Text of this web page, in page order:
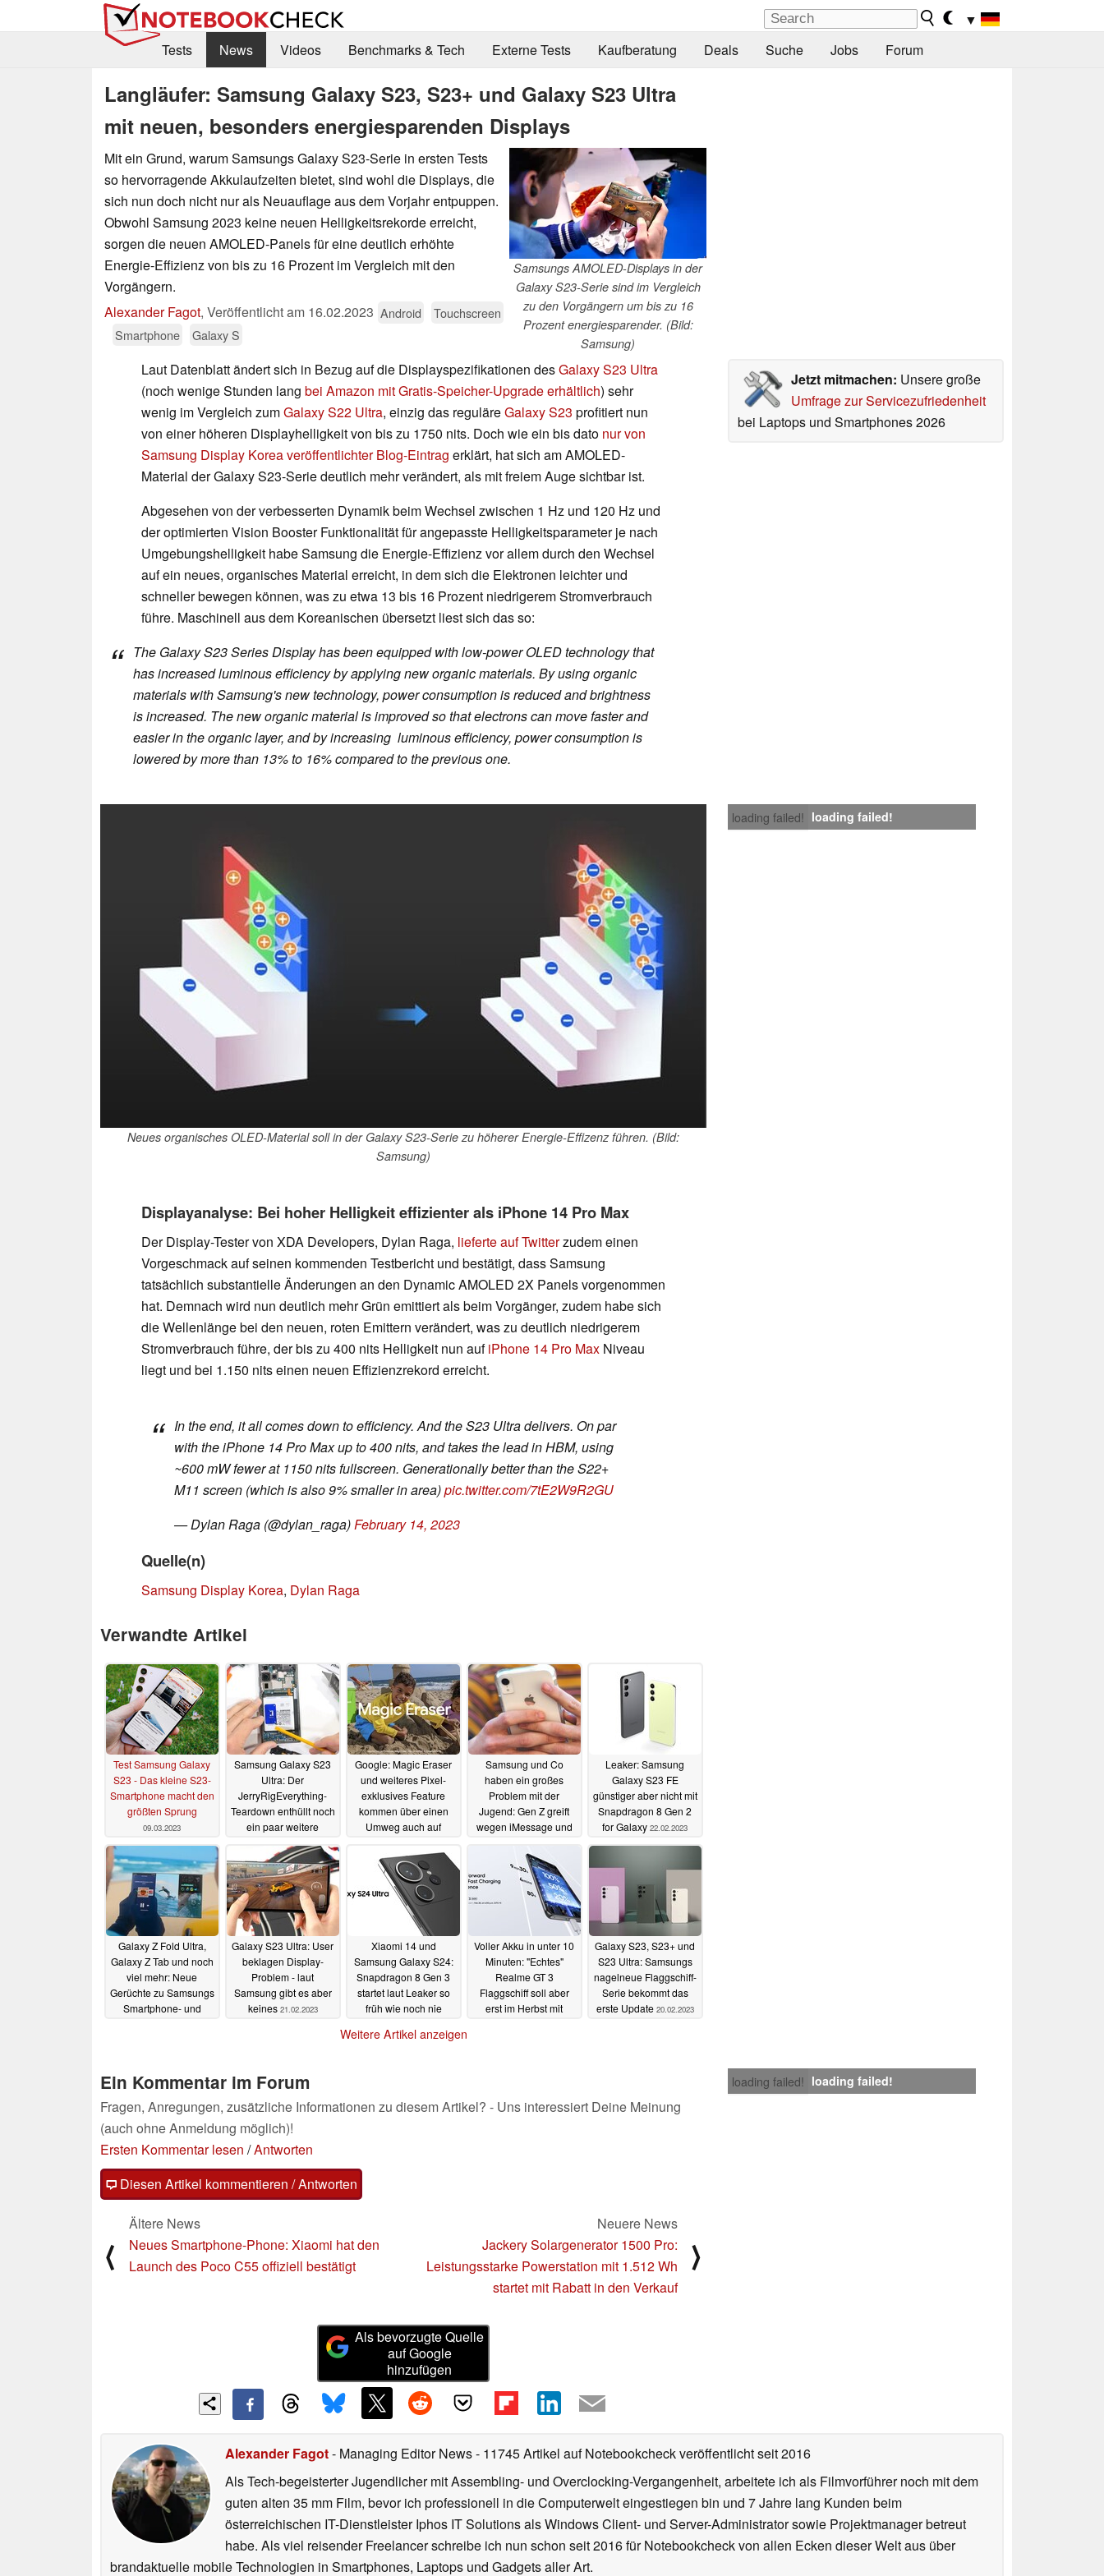
▼
Tests
News Videos Benchmarks & Tech Externe Tests Kaufberatung Deals Suche Jobs Forum
Langläufer: Samsung Galaxy S23, S23+ und Galaxy S23 Ultra
mit neuen, besonders energiesparenden Displays
Samsungs AMOLED-Displays in der
Galaxy S23-Serie sind im Vergleich
zu den Vorgängern um bis zu 16
Prozent energiesparender. (Bild:
Samsung)
Mit ein Grund, warum Samsungs Galaxy S23-Serie in ersten Tests
so hervorragende Akkulaufzeiten bietet, sind wohl die Displays, die
sich nun doch nicht nur als Neuauflage aus dem Vorjahr entpuppen.
Obwohl Samsung 2023 keine neuen Helligkeitsrekorde erreicht,
sorgen die neuen AMOLED-Panels für eine deutlich erhöhte
Energie-Effizienz von bis zu 16 Prozent im Vergleich mit den
Vorgängern.
Alexander Fagot, Veröffentlicht am 16.02.2023 Android
Touchscreen
Smartphone
Galaxy S
Jetzt mitmachen: Unsere große
Umfrage zur Servicezufriedenheit
bei Laptops und Smartphones 2026
Laut Datenblatt ändert sich in Bezug auf die Displayspezifikationen desGalaxy S23 Ultra
(noch wenige Stunden lang bei Amazon mit Gratis-Speicher-Upgrade erhältlich) sehr
wenig im Vergleich zumGalaxy S22 Ultra, einzig das reguläreGalaxy S23 profitiert nun
von einer höheren Displayhelligkeit von bis zu 1750 nits. Doch wie ein bis dato nur von
Samsung Display Korea veröffentlichter Blog-Eintrag erklärt, hat sich am AMOLED-
Material der Galaxy S23-Serie deutlich mehr verändert, als mit freiem Auge sichtbar ist.
Abgesehen von der verbesserten Dynamik beim Wechsel zwischen 1 Hz und 120 Hz und
der optimierten Vision Booster Funktionalität für angepasste Helligkeitsparameter je nach
Umgebungshelligkeit habe Samsung die Energie-Effizienz vor allem durch den Wechsel
auf ein neues, organisches Material erreicht, in dem sich die Elektronen leichter und
schneller bewegen können, was zu etwa 13 bis 16 Prozent niedrigerem Stromverbrauch
führe. Maschinell aus dem Koreanischen übersetzt liest sich das so:
The Galaxy S23 Series Display has been equipped with low-power OLED technology that
has increased luminous efficiency by applying new organic materials. By using organic
materials with Samsung's new technology, power consumption is reduced and brightness
is increased. The new organic material is improved so that electrons can move faster and
easier in the organic layer, and by increasing luminous efficiency, power consumption is
lowered by more than 13% to 16% compared to the previous one.
loading failed! loading failed!
Neues organisches OLED-Material soll in der Galaxy S23-Serie zu höherer Energie-Effizenz führen. (Bild:
Samsung)
Displayanalyse: Bei hoher Helligkeit effizienter als iPhone 14 Pro Max
Der Display-Tester von XDA Developers, Dylan Raga, lieferte auf Twitterzudem einen
Vorgeschmack auf seinen kommenden Testbericht und bestätigt, dass Samsung
tatsächlich substantielle Änderungen an den Dynamic AMOLED 2X Panels vorgenommen
hat. Demnach wird nun deutlich mehr Grün emittiert als beim Vorgänger, zudem habe sich
die Wellenlänge bei den neuen, roten Emittern verändert, was zu deutlich niedrigerem
Stromverbrauch führe, der bis zu 400 nits Helligkeit nun aufiPhone 14 Pro Max Niveau
liegt und bei 1.150 nits einen neuen Effizienzrekord erreicht.
In the end, it all comes down to efficiency. And the S23 Ultra delivers. On par
with the iPhone 14 Pro Max up to 400 nits, and takes the lead in HBM, using
~600 mW fewer at 1150 nits fullscreen. Generationally better than the S22+
M11 screen (which is also 9% smaller in area)pic.twitter.com/7tE2W9R2GU
— Dylan Raga (@dylan_raga)February 14, 2023
Quelle(n)
Samsung Display Korea, Dylan Raga
Verwandte Artikel
Test Samsung Galaxy
S23 - Das kleine S23-
Smartphone macht den
größten Sprung
09.03.2023
Samsung Galaxy S23
Ultra: Der
JerryRigEverything-
Teardown enthüllt noch
ein paar weitere
Inneren26.02.2023
Google: Magic Eraser
und weiteres Pixel-
exklusives Feature
kommen über einen
Umweg auch auf
Android-Handys
24.02.2023
Samsung und Co
haben ein großes
Problem mit der
Jugend: Gen Z greift
wegen iMessage und
primär zum Apple
iPhone22.02.2023
Leaker: Samsung
Galaxy S23 FE
günstiger aber nicht mit
Snapdragon 8 Gen 2
for Galaxy 22.02.2023
Galaxy Z Fold Ultra,
Galaxy Z Tab und noch
viel mehr: Neue
Gerüchte zu Samsungs
Smartphone- und
Galaxy S23 Ultra: User
beklagen Display-
Problem - laut
Samsung gibt es aber
keines 21.02.2023
Xiaomi 14 und
Samsung Galaxy S24:
Snapdragon 8 Gen 3
startet laut Leaker so
früh wie noch nie
Voller Akku in unter 10
Minuten: "Echtes"
Realme GT 3
Flaggschiff soll aber
erst im Herbst mit
Galaxy S23, S23+ und
S23 Ultra: Samsungs
nagelneue Flaggschiff-
Serie bekommt das
erste Update 20.02.2023
Weitere Artikel anzeigen
loading failed! loading failed!
Ein Kommentar im Forum
Fragen, Anregungen, zusätzliche Informationen zu diesem Artikel? - Uns interessiert Deine Meinung
(auch ohne Anmeldung möglich)!
Ersten Kommentar lesen /Antworten
Diesen Artikel kommentieren / Antworten
⟨
Ältere News
Neues Smartphone-Phone: Xiaomi hat den
Launch des Poco C55 offiziell bestätigt
Neuere News
Jackery Solargenerator 1500 Pro:
Leistungsstarke Powerstation mit 1.512 Wh
startet mit Rabatt in den Verkauf
⟩
Als bevorzugte Quelle
auf Google
hinzufügen
Alexander Fagot- Managing Editor News- 11745 Artikel auf Notebookcheck veröffentlichtseit 2016
Als Tech-begeisterter Jugendlicher mit Assembling- und Overclocking-Vergangenheit, arbeitete ich als Filmvorführer noch mit dem
guten alten 35 mm Film, bevor ich professionell in die Computerwelt eingestiegen bin und 7 Jahre lang Kunden beim
österreichischen IT-Dienstleister Iphos IT Solutions als Windows Client- und Server-Administrator sowie Projektmanager betreut
habe. Als viel reisender Freelancer schreibe ich nun schon seit 2016 für Notebookcheck von allen Ecken dieser Welt aus über
brandaktuelle mobile Technologien in Smartphones, Laptops und Gadgets aller Art.